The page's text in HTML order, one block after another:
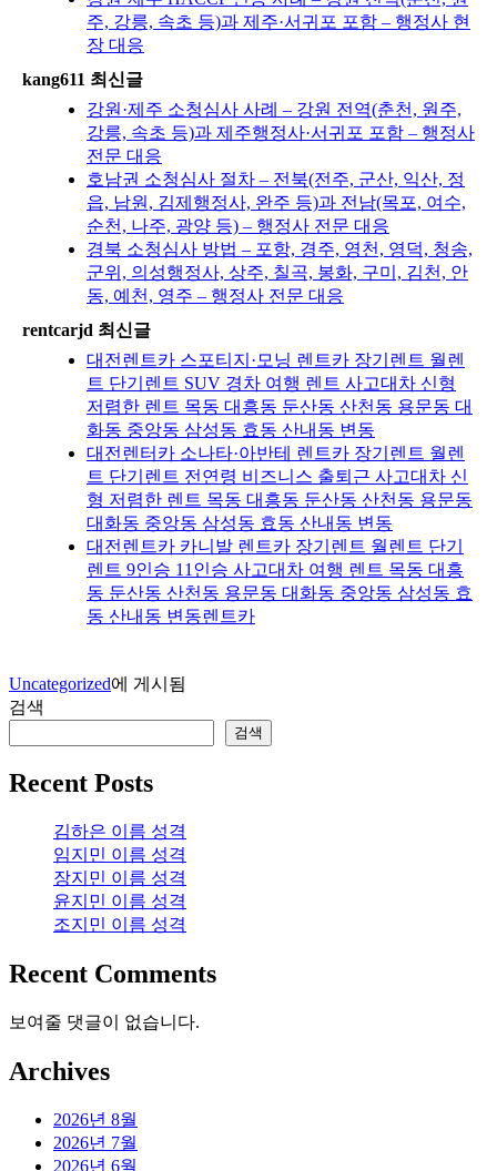
주, 강릉, 속초 등)과 제주·서귀포 포함 – 행정사 현
장 대응
kang611 최신글
강원·제주 소청심사 사례 – 강원 전역(춘천, 원주,
강릉, 속초 등)과 제주행정사·서귀포 포함 – 행정사
전문 대응
호남권 소청심사 절차 – 전북(전주, 군산, 익산, 정
읍, 남원, 김제행정사, 완주 등)과 전남(목포, 여수,
순천, 나주, 광양 등) – 행정사 전문 대응
경북 소청심사 방법 – 포항, 경주, 영천, 영덕, 청송,
군위, 의성행정사, 상주, 칠곡, 봉화, 구미, 김천, 안
동, 예천, 영주 – 행정사 전문 대응
rentcarjd 최신글
대전렌트카 스포티지·모닝 렌트카 장기렌트 월렌
트 단기렌트 SUV 경차 여행 렌트 사고대차 신형
저렴한 렌트 목동 대흥동 둔산동 산천동 용문동 대
화동 중앙동 삼성동 효동 산내동 변동
대전렌터카 소나타·아반테 렌트카 장기렌트 월렌
트 단기렌트 전연령 비즈니스 출퇴근 사고대차 신
형 저렴한 렌트 목동 대흥동 둔산동 산천동 용문동
대화동 중앙동 삼성동 효동 산내동 변동
대전렌트카 카니발 렌트카 장기렌트 월렌트 단기
렌트 9인승 11인승 사고대차 여행 렌트 목동 대흥
동 둔산동 산천동 용문동 대화동 중앙동 삼성동 효
동 산내동 변동렌트카
Uncategorized에 게시됨
검색
검색
Recent Posts
김하은 이름 성격
임지민 이름 성격
장지민 이름 성격
윤지민 이름 성격
조지민 이름 성격
Recent Comments
보여줄 댓글이 없습니다.
Archives
2026년 8월
2026년 7월
2026년 6월